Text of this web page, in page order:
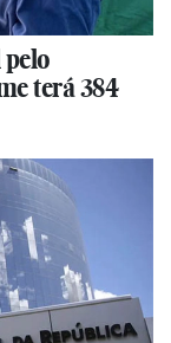
terá 384